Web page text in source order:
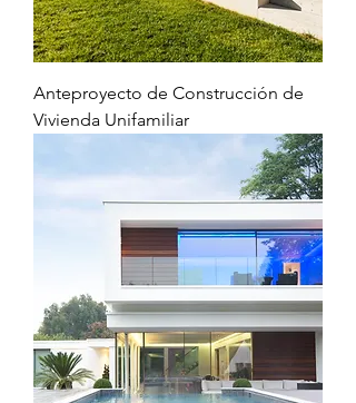
Anteproyecto de Construcción de
Vivienda Unifamiliar